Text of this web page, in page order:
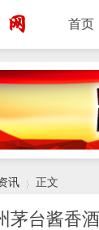
首页
讯 正文
茅台酱香